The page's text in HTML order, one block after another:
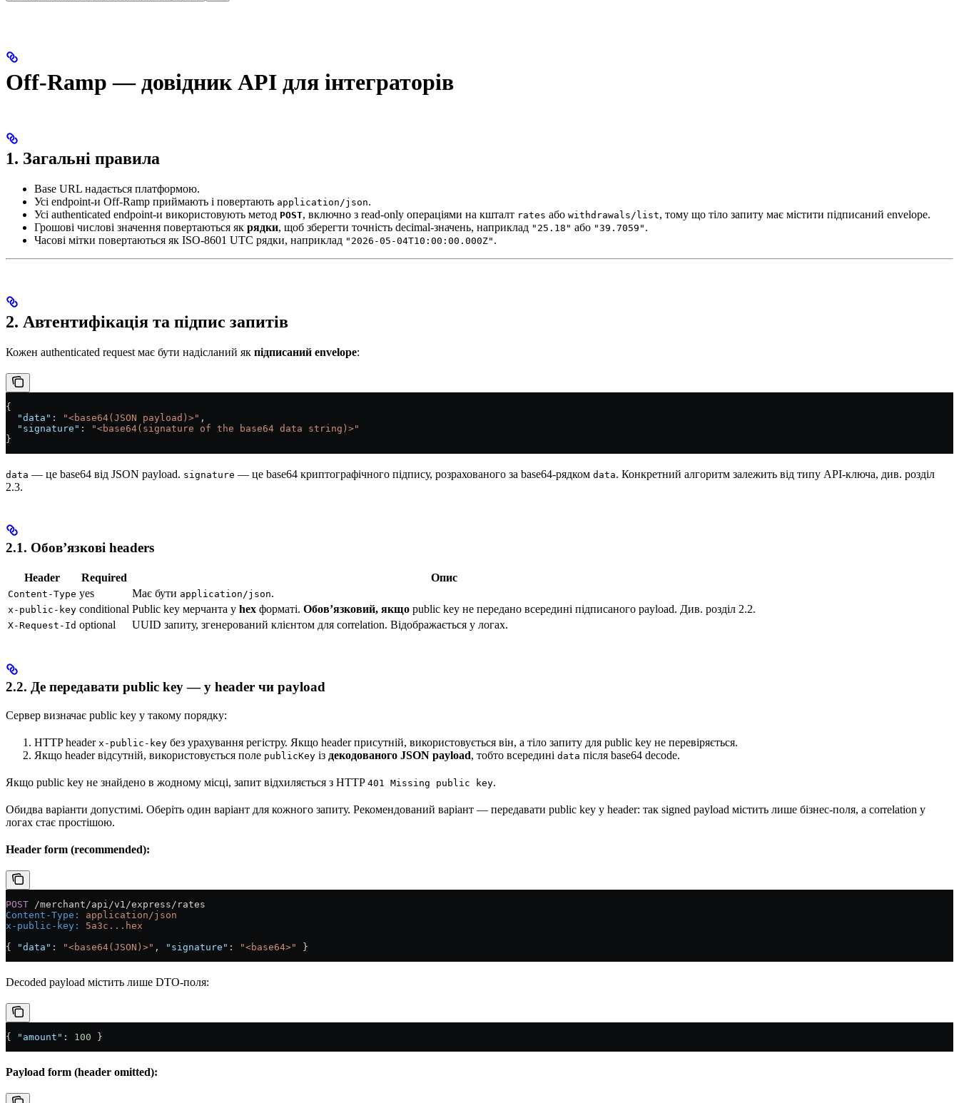
Off-Ramp — довідник API для інтеграторів
1. Загальні правила
Base URL надається платформою.
Усі endpoint-и Off-Ramp приймають і повертають application/json.
Усі authenticated endpoint-и використовують метод POST, включно з read-only операціями на кшталт rates або withdrawals/list, тому що тіло запиту має містити підписаний envelope.
Грошові числові значення повертаються як рядки, щоб зберегти точність decimal-значень, наприклад "25.18" або "39.7059" .
Часові мітки повертаються як ISO-8601 UTC рядки, наприклад "2026-05-04T10:00:00.000Z" .
2. Автентифікація та підпис запитів
Кожен authenticated request має бути надісланий як підписаний envelope:
{
  "data"
: "<base64(JSON payload)>" ,
  "signature"
:
"<base64(signature of the base64 data string)>"
}
data — це base64 від JSON payload. signature — це base64 криптографічного підпису, розрахованого за base64-рядком data. Конкретний алгоритм залежить від типу API-ключа, див. розділ
2.3.
2.1. Обов’язкові headers
Header Required Опис
Content-Type yes Має бути application/json.
x-public-key conditional Public key мерчанта у hex форматі. Обов’язковий, якщо public key не передано всередині підписаного payload. Див. розділ 2.2.
X-Request-Id optional UUID запиту, згенерований клієнтом для correlation. Відображається у логах.
2.2. Де передавати public key — у header чи payload
Сервер визначає public key у такому порядку:
HTTP header x-public-key без урахування регістру. Якщо header присутній, використовується він, а тіло запиту для public key не перевіряється.
Якщо header відсутній, використовується поле publicKey із декодованого JSON payload, тобто всередині data після base64 decode.
Якщо public key не знайдено в жодному місці, запит відхиляється з HTTP 401 Missing public key.
Обидва варіанти допустимі. Оберіть один варіант для кожного запиту. Рекомендований варіант — передавати public key у header: так signed payload містить лише бізнес-поля, а correlation у
логах стає простішою.
Header form (recommended):
POST /merchant/api/v1/express/rates
Content-Type :
application/json
x-public-key :
5a3c...hex
{
"data" : "<base64(JSON)>" , "signature" : "<base64>" }
Decoded payload містить лише DTO-поля:
{ "amount" : 100 }
Payload form (header omitted):